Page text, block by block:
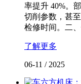
率提升 40%。
切削参数，甚
检修时间。二
了解更多
06-11 / 2025